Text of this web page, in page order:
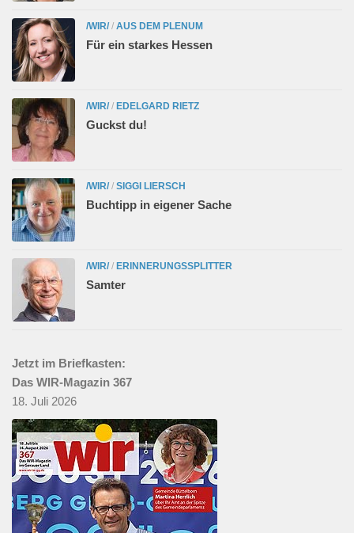
/WIR/ / AUS DEM PLENUM
Für ein starkes Hessen
/WIR/ / EDELGARD RIETZ
Guckst du!
/WIR/ / SIGGI LIERSCH
Buchtipp in eigener Sache
/WIR/ / ERINNERUNGSSPLITTER
Samter
Jetzt im Briefkasten:
Das WIR-Magazin 367
18. Juli 2026